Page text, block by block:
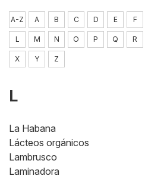
A-Z A B C D E F
L M N O P Q R
X Y Z
L
La Habana
Lácteos orgánicos
Lambrusco
Laminadora